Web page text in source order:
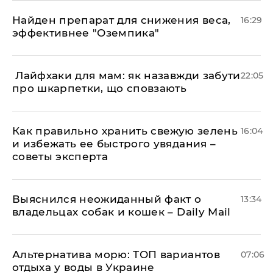
Найден препарат для снижения веса,
эффективнее "Оземпика"
16:29
​ Лайфхаки для мам: як назавжди забути
про шкарпетки, що сповзають
22:05
Как правильно хранить свежую зелень
и избежать ее быстрого увядания –
советы эксперта
16:04
Выяснился неожиданный факт о
владельцах собак и кошек – Daily Mail
13:34
Альтернатива морю: ТОП вариантов
отдыха у воды в Украине
07:06